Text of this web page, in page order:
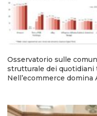
Osservatorio sulle
strutturale dei quotidiani
Nell’ecommerce domina